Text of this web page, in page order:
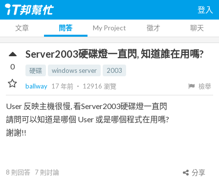
登入
文章 問答 My Project 徵才 聊天
Server2003硬碟燈一直閃, 知道誰在用嗎?
硬碟 windows server
2003
ballway 17 年前 ‧ 12916 瀏覽 檢舉
0
User 反映主機很慢, 看Server2003硬碟燈一直閃
請問可以知道是哪個 User 或是哪個程式在用嗎?
謝謝!!
8 則回答 7 則討論
分享